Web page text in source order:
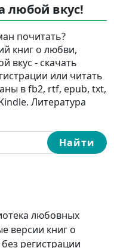
любой вкус!
почитать?
книг о любви,
вкус - скачать
или читать
в fb2, rtf, epub, txt,
Литература
Найти
любовных
версии книг о
регистрации